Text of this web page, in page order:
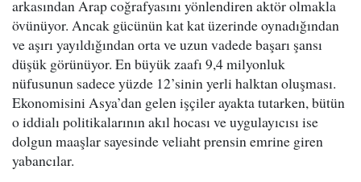
arkasından Arap coğrafyasını yönlendiren aktör olmakla
övünüyor. Ancak gücünün kat kat üzerinde oynadığından
ve aşırı yayıldığından orta ve uzun vadede başarı şansı
düşük görünüyor. En büyük zaafı 9,4 milyonluk
nüfusunun sadece yüzde 12’sinin yerli halktan oluşması.
Ekonomisini Asya’dan gelen işçiler ayakta tutarken, bütün
o iddialı politikalarının akıl hocası ve uygulayıcısı ise
dolgun maaşlar sayesinde veliaht prensin emrine giren
yabancılar.